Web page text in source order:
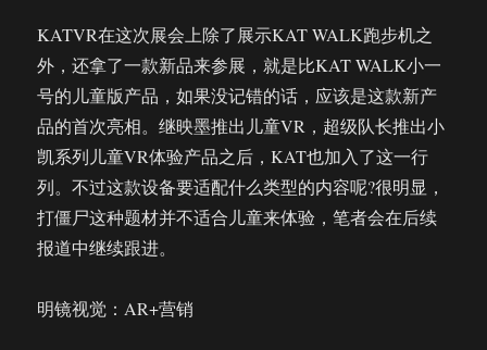
KATVR在这次展会上除了展示KAT WALK跑步机之
外，还拿了一款新品来参展，就是比KAT WALK小一
号的儿童版产品，如果没记错的话，应该是这款新产
品的首次亮相。继映墨推出儿童VR，超级队长推出小
凯系列儿童VR体验产品之后，KAT也加入了这一行
列。不过这款设备要适配什么类型的内容呢?很明显，
打僵尸这种题材并不适合儿童来体验，笔者会在后续
报道中继续跟进。
明镜视觉：AR+营销